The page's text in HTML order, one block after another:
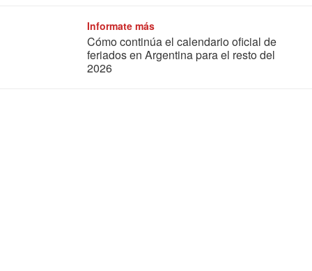
Informate más
Cómo continúa el calendario oficial de
feriados en Argentina para el resto del
2026